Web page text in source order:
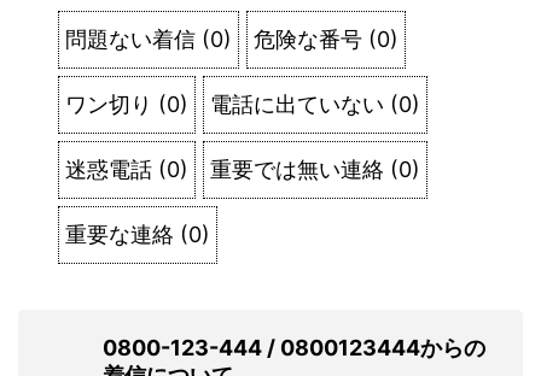
問題ない着信 (0) 危険な番号 (0)
ワン切り (0) 電話に出ていない (0)
迷惑電話 (0) 重要では無い連絡 (0)
重要な連絡 (0)
0800-123-444 / 0800123444からの